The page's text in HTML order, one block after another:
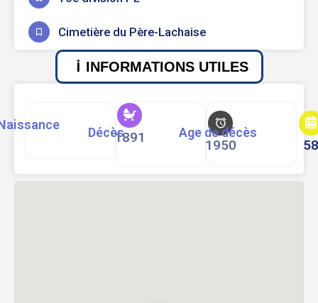
Cimetière du Père-Lachaise
INFORMATIONS UTILES
1891
Décès
1950
Age de décès